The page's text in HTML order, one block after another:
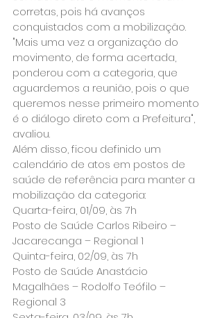
corretas, pois há avanços
conquistados com a mobilização.
"Mais uma vez a organização do
movimento, de forma acertada,
ponderou com a categoria, que
aguardemos a reunião, pois o que
queremos nesse primeiro momento
é o diálogo direto com a Prefeitura",
avaliou.
Além disso, ficou definido um
calendário de atos em postos de
saúde de referência para manter a
mobilização da categoria:
Quarta-feira, 01/09, às 7h
Posto de Saúde Carlos Ribeiro –
Jacarecanga – Regional 1
Quinta-feira, 02/09, às 7h
Posto de Saúde Anastácio
Magalhães – Rodolfo Teófilo –
Regional 3